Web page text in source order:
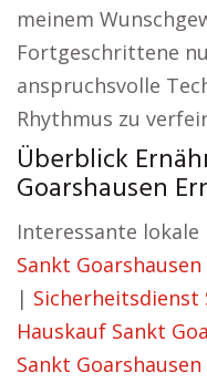
meinem
Fortgeschrittene
anspruchsvolle
Rhythmus zu
Überblick
Goarshausen
Interessante lokale
Sankt Goarshausen
| Sicherheitsdienst
Hauskauf Sankt
Sankt Goarshausen